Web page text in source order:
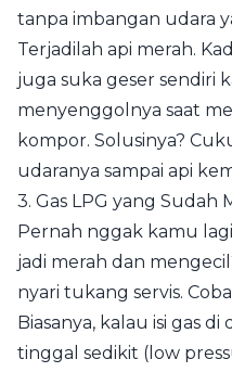
tanpa imbangan udara
Terjadilah api merah.
juga suka geser sendiri
menyenggolnya saat
kompor. Solusinya?
udaranya sampai api
3. Gas LPG yang Sudah
Pernah nggak kamu
jadi merah dan
nyari tukang servis.
Biasanya, kalau isi gas
tinggal sedikit (low